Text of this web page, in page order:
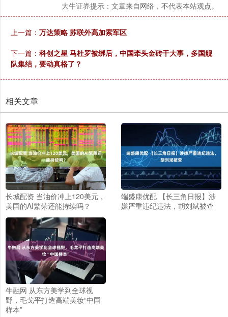
大牛证券提示：文章来自网络，不代表本站观点。
上一篇： 万达策略 苏联外高加索军区
下一篇： 科创之星 马杜罗被绑后，中国牵头金砖干大事，多国舰
队集结，要动真格了？
相关文章
长城配资 当油价冲上120美元，
美国的AI繁荣还能持续吗？
端盛康优配 【长三角日报】涉
嫌严重违纪违法，胡刘斌被查
牛融网 从东方美学到全球视
野，毛戈平打造高端美妆“中国
样本”